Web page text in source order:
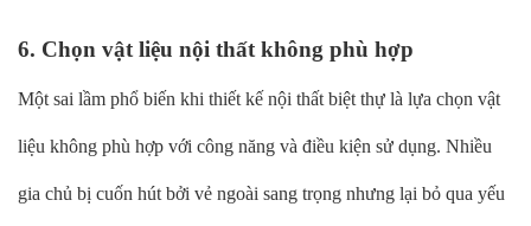
6. Chọn vật liệu nội thất không phù hợp
Một sai lầm phổ biến khi thiết kế nội thất biệt thự là lựa chọn vật
liệu không phù hợp với công năng và điều kiện sử dụng. Nhiều
gia chủ bị cuốn hút bởi vẻ ngoài sang trọng nhưng lại bỏ qua yếu